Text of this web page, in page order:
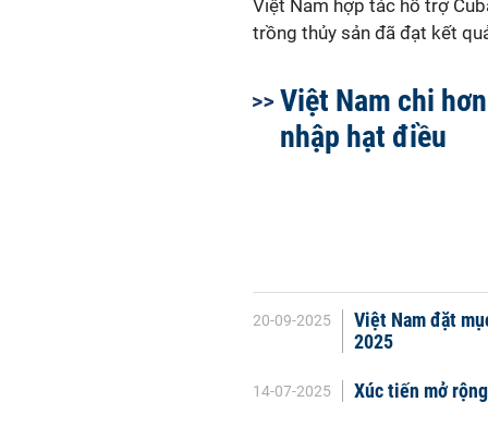
Việt Nam hợp tác hỗ trợ
trồng thủy sản đã đạt kết
Việt Nam chi
nhập hạt điều
20-09-2025
Việt Nam đặt
2025
14-07-2025 Xúc tiến mở